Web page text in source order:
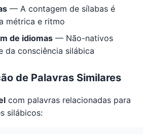
— A contagem de sílabas é
métrica e ritmo
de idiomas — Não-nativos
da consciência silábica
de Palavras Similares
com palavras relacionadas para
silábicos: